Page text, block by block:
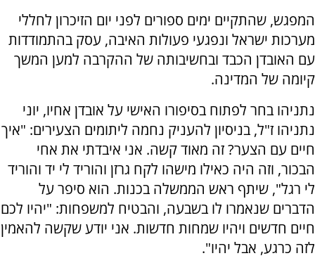
המפגש, שהתקיים ימים ספורים לפני יום הזיכרון לחללי
מערכות ישראל ונפגעי פעולות האיבה, עסק בהתמודדות
עם האובדן הכבד ובחשיבותה של ההקרבה למען המשך
קיומה של המדינה.
נתניהו בחר לפתוח בסיפורו האישי על אובדן אחיו, יוני
נתניהו ז"ל, בניסיון להעניק נחמה ליתומים הצעירים: "איך
חיים עם הצער? זה מאוד קשה. אני איבדתי את אחי
הבכור, וזה היה כאילו מישהו לקח גרזן והוריד לי יד והוריד
לי רגל", שיתף ראש הממשלה בכנות. הוא סיפר על
הדברים שנאמרו לו בשבעה, והבטיח למשפחות: "יהיו לכם
חיים חדשים ויהיו שמחות חדשות. אני יודע שקשה להאמין
לזה כרגע, אבל יהיו".